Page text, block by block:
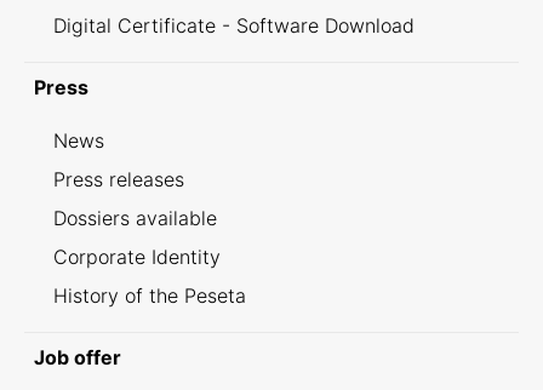
Digital Certificate - Software Download
Press
News
Press releases
Dossiers available
Corporate Identity
History of the Peseta
Job offer